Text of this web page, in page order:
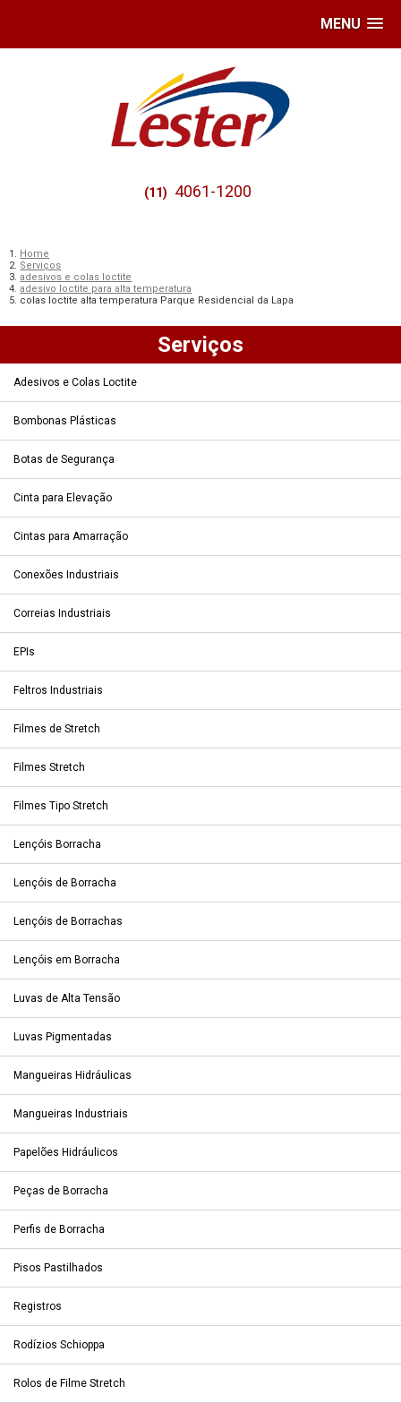
MENU
(11) 4061-1200
Home
Serviços
adesivos e colas loctite
adesivo loctite para alta temperatura
colas loctite alta temperatura Parque Residencial da Lapa
Serviços
Adesivos e Colas Loctite
Bombonas Plásticas
Botas de Segurança
Cinta para Elevação
Cintas para Amarração
Conexões Industriais
Correias Industriais
EPIs
Feltros Industriais
Filmes de Stretch
Filmes Stretch
Filmes Tipo Stretch
Lençóis Borracha
Lençóis de Borracha
Lençóis de Borrachas
Lençóis em Borracha
Luvas de Alta Tensão
Luvas Pigmentadas
Mangueiras Hidráulicas
Mangueiras Industriais
Papelões Hidráulicos
Peças de Borracha
Perfis de Borracha
Pisos Pastilhados
Registros
Rodízios Schioppa
Rolos de Filme Stretch